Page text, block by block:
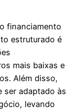
financiamento
estruturado é
mais baixas e
Além disso,
ser adaptado às
levando